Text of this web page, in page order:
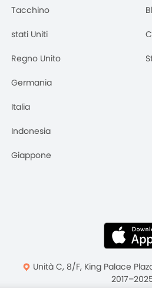
Tacchino
stati Uniti
Regno Unito
Germania
Italia
Indonesia
Giappone
Unità C, 8/F, King Palace